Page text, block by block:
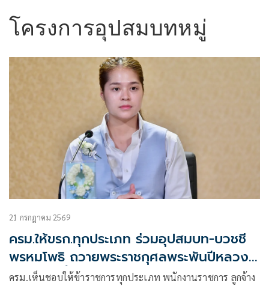
โครงการอุปสมบทหมู่
21 กรกฎาคม 2569
ครม.ให้ขรก.ทุกประเภท ร่วมอุปสมบท-บวชชี
พรหมโพธิ ถวายพระราชกุศลพระพันปีหลวง
7-19 ส.ค.นี้ โดยไม่ถือเป็นวันลา
ครม.เห็นชอบให้ข้าราชการทุกประเภท พนักงานราชการ ลูกจ้าง